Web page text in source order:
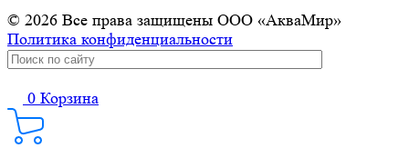
© 2026 Все права защищены ООО «АкваМир»
Политика конфиденциальности
0 Корзина